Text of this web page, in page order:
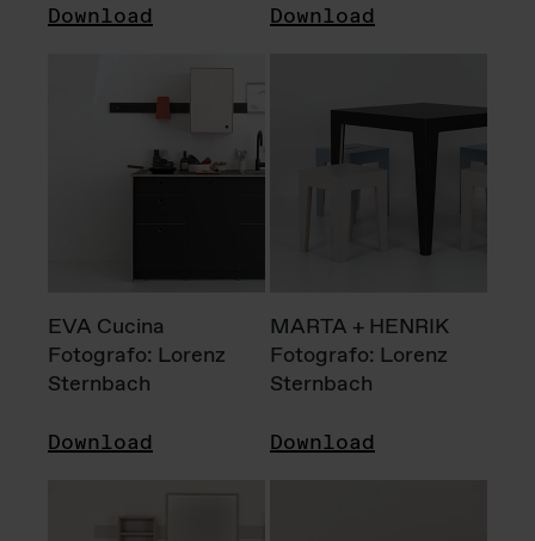
Download Download
EVA Cucina
Fotografo: Lorenz
Sternbach
Download
MARTA + HENRIK
Fotografo: Lorenz
Sternbach
Download